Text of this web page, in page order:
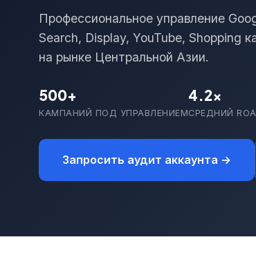
Профессиональное управление
Search, Display, YouTube, Shopping
на рынке Центральной Азии.
500+
КАМПАНИЙ ПОД УПРАВЛЕНИЕМ
4.2x
СРЕДНИЙ
Запросить аудит аккаунта →